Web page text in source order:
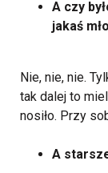
A czy
jakaś
Nie, nie, nie.
tak dalej to
nosiło. Przy
A